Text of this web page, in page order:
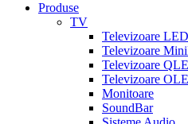
Produse
TV
Televizoare LED
Televizoare
Televizoare
Televizoare
Monitoare
SoundBar